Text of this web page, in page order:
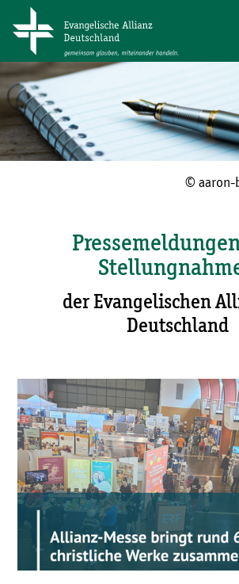
© aaron-
der Evangelischen
Deutschland